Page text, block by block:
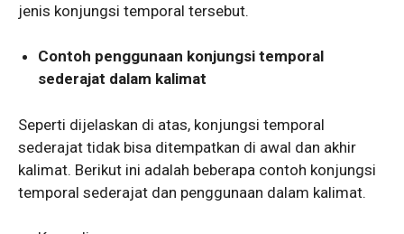
jenis konjungsi temporal tersebut.
Contoh penggunaan konjungsi temporal
sederajat dalam kalimat
Seperti dijelaskan di atas, konjungsi temporal
sederajat tidak bisa ditempatkan di awal dan akhir
kalimat. Berikut ini adalah beberapa contoh konjungsi
temporal sederajat dan penggunaan dalam kalimat.